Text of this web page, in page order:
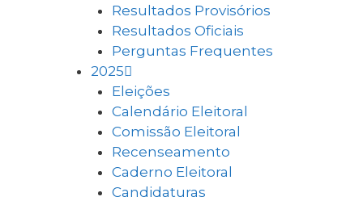
Resultados Provisórios
Resultados Oficiais
Perguntas Frequentes
2025
Eleições
Calendário Eleitoral
Comissão Eleitoral
Recenseamento
Caderno Eleitoral
Candidaturas